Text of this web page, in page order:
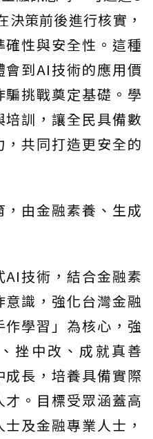
決策前後進行核實，
性與安全性。這種
到AI技術的應用價
挑戰奠定基礎。學
訓，讓全民具備數
共同打造更安全的
由金融素養、生成
技術，結合金融素
識，強化台灣金融
學習」為核心，強
挫中改、成就真善
長，培養具備實際
。目標受眾涵蓋高
及金融專業人士，